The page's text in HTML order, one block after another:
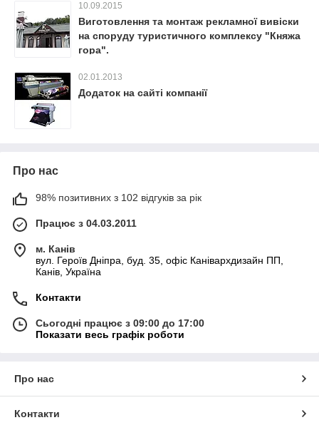
10.09.2015
Виготовлення та монтаж рекламної вивіски
на споруду туристичного комплексу "Княжа
гора".
02.01.2013
Додаток на сайті компанії
Про нас
98% позитивних з 102 відгуків за рік
Працює з 04.03.2011
м. Канів
вул. Героїв Дніпра, буд. 35, офіс Канівархдизайн ПП,
Канів, Україна
Контакти
Сьогодні працює з 09:00 до 17:00
Показати весь графік роботи
Про нас
Контакти